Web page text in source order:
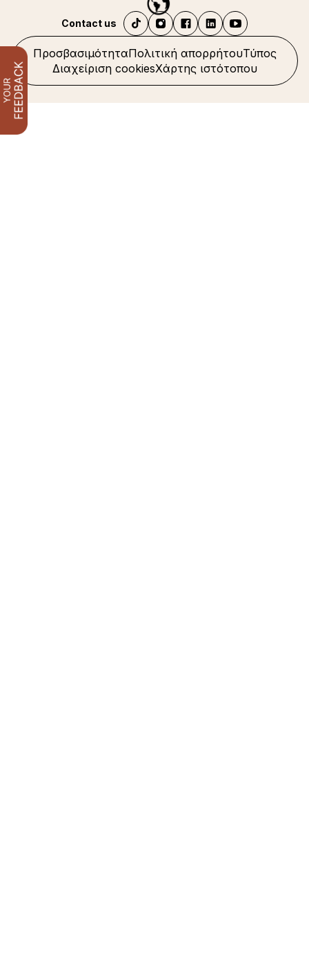
ΠροσβασιμότηταΠολιτική απορρήτουΤύπος
Διαχείριση cookiesΧάρτης ιστότοπου
Contact us